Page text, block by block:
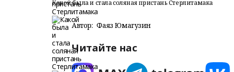
Какой была и стала соляная пристань Стерлитамака
Автор: Фаяз Юмагузин
Читайте нас